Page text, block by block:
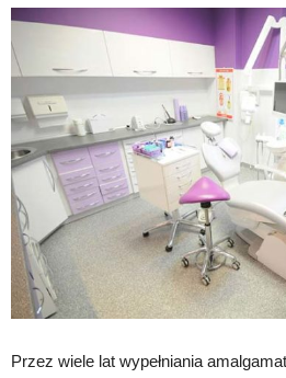
Przez wiele lat wypełniania